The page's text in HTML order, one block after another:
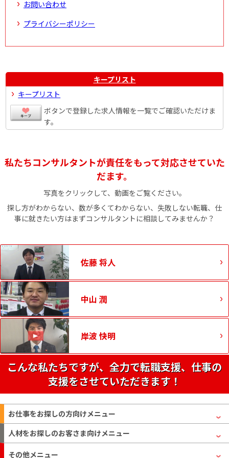
お問い合わせ
プライバシーポリシー
キープリスト
キープリスト
ボタンで登録した求人情報を一覧でご確認いただけま
す。
私たちコンサルタントが責任をもって対応させていた
だます。
写真をクリックして、動画をご覧ください。
探し方がわからない、数が多くてわからない、失敗しない転職、仕
事に就きたい方はまずコンサルタントに相談してみませんか？
佐藤 将人
中山 潤
岸波 快明
こんな私たちですが、全力で転職支援、仕事の
支援をさせていただきます！
お仕事をお探しの方向けメニュー
人材をお探しのお客さま向けメニュー
その他メニュー